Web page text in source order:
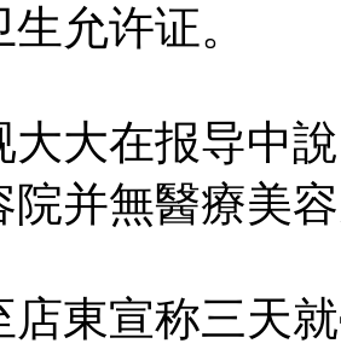
允许证。
大大在报导中
院并無醫療美
店東宣称三天